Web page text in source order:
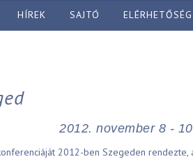
HÍREK SAJTÓ ELÉRHETŐSÉG
2012. november 8 -
2012-ben Szegeden